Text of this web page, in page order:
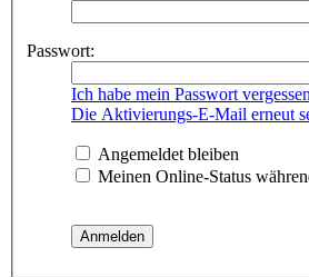
Passwort:
Ich habe mein Passwort vergessen
Die Aktivierungs-E-Mail erneut
Angemeldet bleiben
Meinen Online-Status